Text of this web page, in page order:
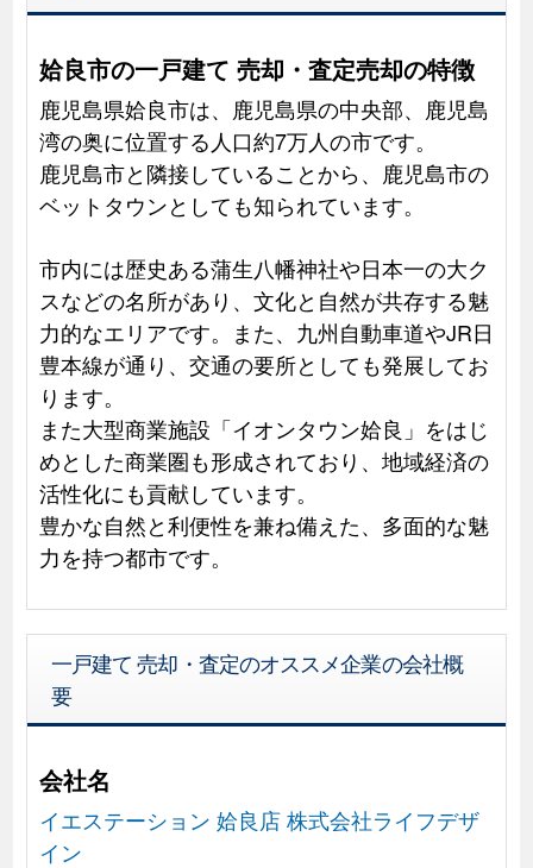
姶良市の一戸建て 売却・査定売却の特徴
鹿児島県姶良市は、鹿児島県の中央部、鹿児島
湾の奥に位置する人口約7万人の市です。
鹿児島市と隣接していることから、鹿児島市の
ベットタウンとしても知られています。
市内には歴史ある蒲生八幡神社や日本一の大ク
スなどの名所があり、文化と自然が共存する魅
力的なエリアです。また、九州自動車道やJR日
豊本線が通り、交通の要所としても発展してお
ります。
また大型商業施設「イオンタウン姶良」をはじ
めとした商業圏も形成されており、地域経済の
活性化にも貢献しています。
豊かな自然と利便性を兼ね備えた、多面的な魅
力を持つ都市です。
一戸建て 売却・査定のオススメ企業の会社概
要
会社名
イエステーション 姶良店 株式会社ライフデザ
イン